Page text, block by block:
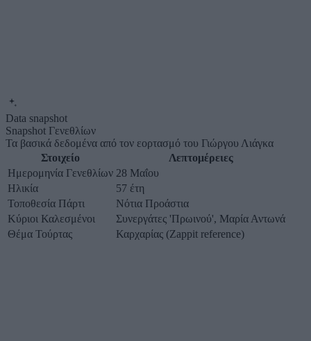
Data snapshot
Snapshot Γενεθλίων
Τα βασικά δεδομένα από τον εορτασμό του Γιώργου Λιάγκα
Στοιχείο
Λεπτομέρειες
Ημερομηνία Γενεθλίων 28 Μαΐου
Ηλικία
57 έτη
Τοποθεσία Πάρτι
Νότια Προάστια
Κύριοι Καλεσμένοι
Συνεργάτες 'Πρωινού', Μαρία Αντωνά
Θέμα Τούρτας
Καρχαρίας (Zappit reference)